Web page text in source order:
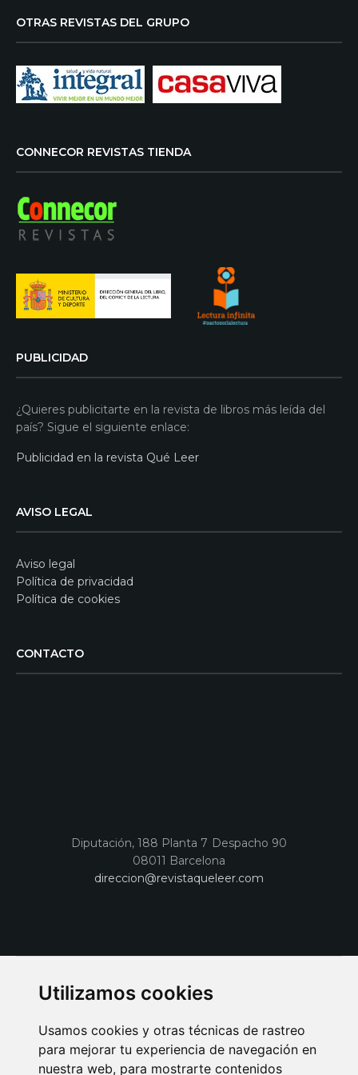
Utilizamos cookies
Usamos cookies y otras técnicas de rastreo
para mejorar tu experiencia de navegación en
nuestra web, para mostrarte contenidos
OTRAS REVISTAS DEL GRUPO
CONNECOR REVISTAS TIENDA
PUBLICIDAD
¿Quieres publicitarte en la revista de libros más leída del
país? Sigue el siguiente enlace:
Publicidad en la revista Qué Leer
AVISO LEGAL
Aviso legal
Política de privacidad
Política de cookies
CONTACTO
Diputación, 188 Planta 7 Despacho 90
08011 Barcelona
direccion@revistaqueleer.com